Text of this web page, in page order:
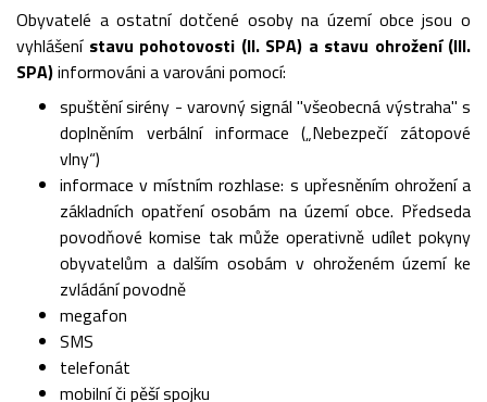
Obyvatelé a ostatní dotčené osoby na území obce jsou o
vyhlášení stavu pohotovosti (II. SPA) a stavu ohrožení (III.
SPA)informováni a varováni pomocí:
spuštění sirény - varovný signál "všeobecná výstraha" s
doplněním verbální informace („Nebezpečí zátopové
vlny“)
informace v místním rozhlase: s upřesněním ohrožení a
základních opatření osobám na území obce. Předseda
povodňové komise tak může operativně udílet pokyny
obyvatelům a dalším osobám v ohroženém území ke
zvládání povodně
megafon
SMS
telefonát
mobilní či pěší spojku